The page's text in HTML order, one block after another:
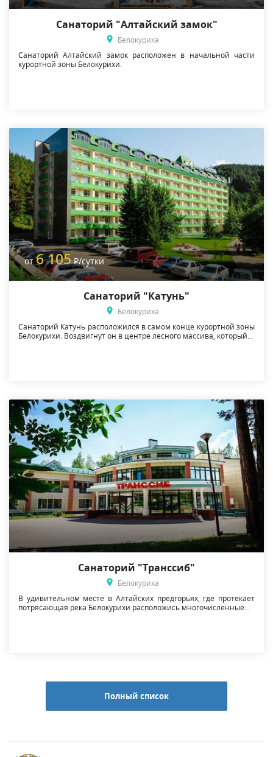
Санаторий "Алтайский замок"
Белокуриха
Санаторий Алтайский замок расположен в начальной части
курортной зоны Белокурихи.
от6 105 Р/сутки
Санаторий "Катунь"
Белокуриха
Санаторий Катунь расположился в самом конце курортной зоны
Белокурихи. Воздвигнут он в центре лесного массива, который...
Санаторий "Транссиб"
Белокуриха
В удивительном месте в Алтайских предгорьях, где протекает
потрясающая река Белокурихи расположись многочисленные...
Полный список